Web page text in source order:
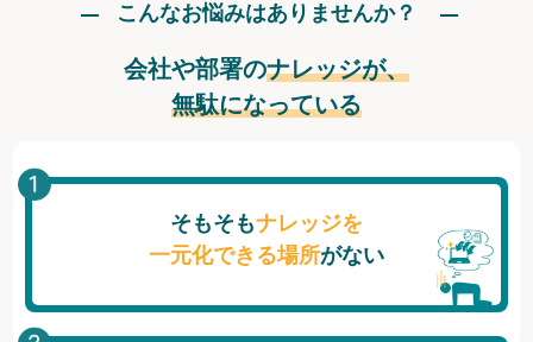
こんなお悩みはありませんか？
会社や部署のナレッジが、
無駄になっている
そもそもナレッジを
一元化できる場所がない